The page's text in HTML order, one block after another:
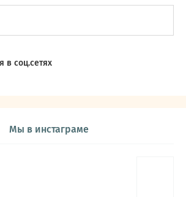
в соц.сетях
Мы в инстаграме